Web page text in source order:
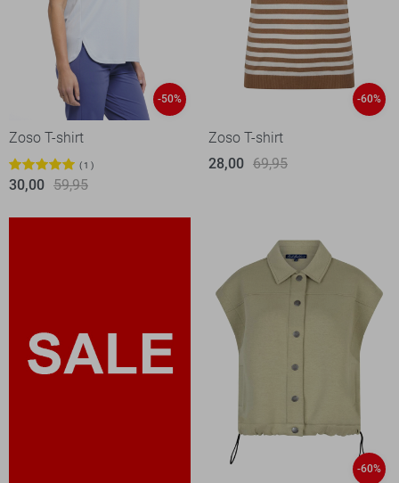
-50%
Zoso T-shirt
1
30,00 59,95
-60%
Zoso T-shirt
28,00 69,95
-60%